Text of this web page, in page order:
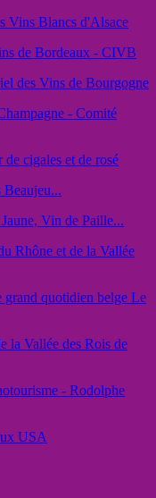
Vins Blancs d'Alsace
de Bordeaux - CIVB
des Vins de Bourgogne
- Comité
cigales et de rosé
Vin de Paille...
Rhône et de la Vallée
grand quotidien belge Le
la Vallée des Rois de
- Rodolphe
USA